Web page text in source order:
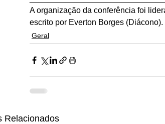
A organização da conferência foi
escrito por Everton Borges (Diácono).
Geral
Relacionados